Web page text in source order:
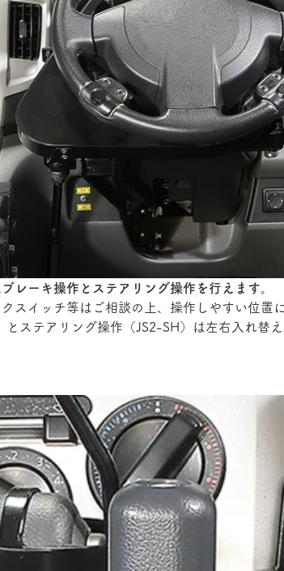
レーキ操作とステアリング操作を行えます。
スイッチ等はご相談の上、操作しやすい位置
ステアリング操作（JS2-SH）は左右入れ替え